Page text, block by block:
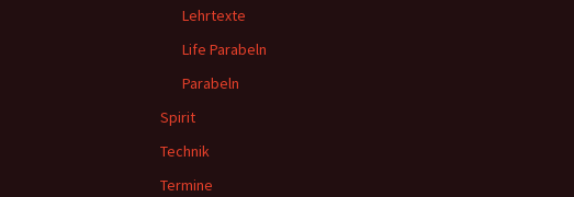
Lehrtexte
Life Parabeln
Parabeln
Spirit
Technik
Termine